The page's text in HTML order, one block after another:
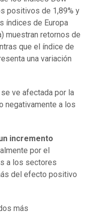
positivos de 1,89% y
índices de Europa
muestran retornos de
que el índice de
una variación
ve afectada por la
negativamente a los
incremento
por el
a los sectores
del efecto positivo
más